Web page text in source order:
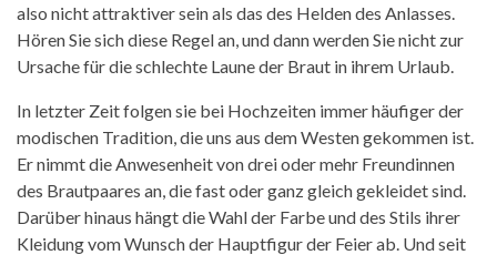
also nicht attraktiver sein als das des Helden des Anlasses.
Hören Sie sich diese Regel an, und dann werden Sie nicht zur
Ursache für die schlechte Laune der Braut in ihrem Urlaub.
In letzter Zeit folgen sie bei Hochzeiten immer häufiger der
modischen Tradition, die uns aus dem Westen gekommen ist.
Er nimmt die Anwesenheit von drei oder mehr Freundinnen
des Brautpaares an, die fast oder ganz gleich gekleidet sind.
Darüber hinaus hängt die Wahl der Farbe und des Stils ihrer
Kleidung vom Wunsch der Hauptfigur der Feier ab. Und seit